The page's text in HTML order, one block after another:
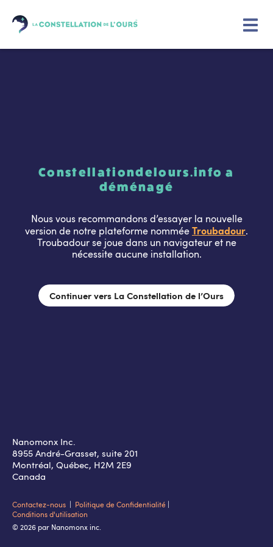
Constellationdelours.info a
déménagé
Nous vous recommandons d’essayer la nouvelle
version de notre plateforme nomméeTroubadour.
Troubadour se joue dans un navigateur et ne
nécessite aucune installation.
Continuer vers La Constellation de l’Ours
Nanomonx Inc.
8955 André-Grasset, suite 201
Montréal, Québec, H2M 2E9
Canada
Contactez-nous | Politique de Confidentialité |
Conditions d'utilisation
© 2026 par Nanomonx inc.